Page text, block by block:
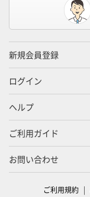
新規会員登録
ログイン
ヘルプ
ご利用ガイド
お問い合わせ
ご利用規約